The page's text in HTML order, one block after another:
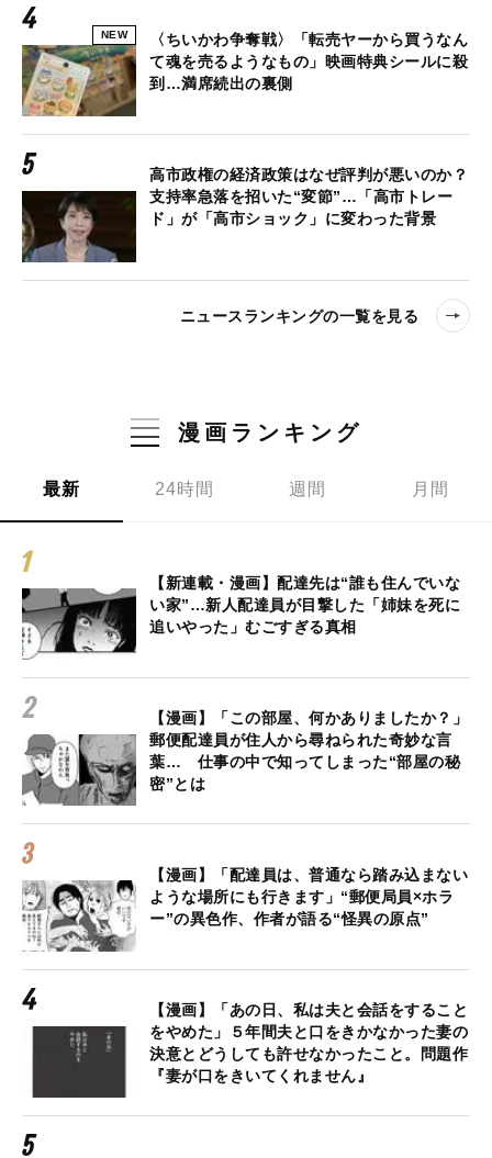
NEW
〈ちいかわ争奪戦〉「転売ヤーから買うなん
て魂を売るようなもの」映画特典シールに殺
到…満席続出の裏側
高市政権の経済政策はなぜ評判が悪いのか？
支持率急落を招いた“変節”…「高市トレー
ド」が「高市ショック」に変わった背景
ニュースランキングの一覧を見る
漫画ランキング
最新 24時間 週間 月間
【新連載・漫画】配達先は“誰も住んでいな
い家”…新人配達員が目撃した「姉妹を死に
追いやった」むごすぎる真相
【漫画】「この部屋、何かありましたか？」
郵便配達員が住人から尋ねられた奇妙な言
葉… 仕事の中で知ってしまった“部屋の秘
密”とは
【漫画】「配達員は、普通なら踏み込まない
ような場所にも行きます」“郵便局員×ホラ
ー”の異色作、作者が語る“怪異の原点”
【漫画】「あの日、私は夫と会話をすること
をやめた」５年間夫と口をきかなかった妻の
決意とどうしても許せなかったこと。問題作
『妻が口をきいてくれません』